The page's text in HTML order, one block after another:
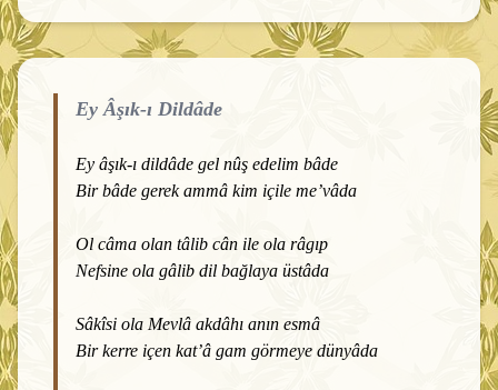
Ey Âşık-ı Dildâde
Ey âşık-ı dildâde gel nûş edelim bâde
Bir bâde gerek ammâ kim içile me’vâda
Ol câma olan tâlib cân ile ola râgıp
Nefsine ola gâlib dil bağlaya üstâda
Sâkîsi ola Mevlâ akdâhı anın esmâ
Bir kerre içen kat’â gam görmeye dünyâda